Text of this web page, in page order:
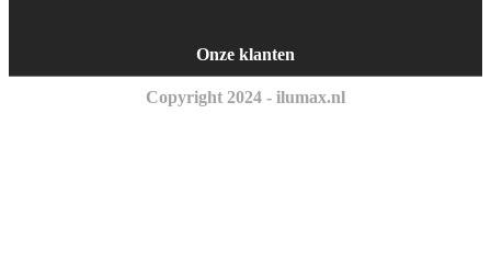
Onze klanten
Copyright 2024 - ilumax.nl